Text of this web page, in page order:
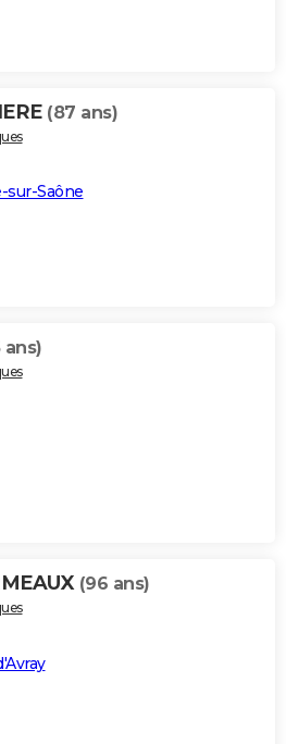
(87 ans)
sur-Saône
ans)
(96 ans)